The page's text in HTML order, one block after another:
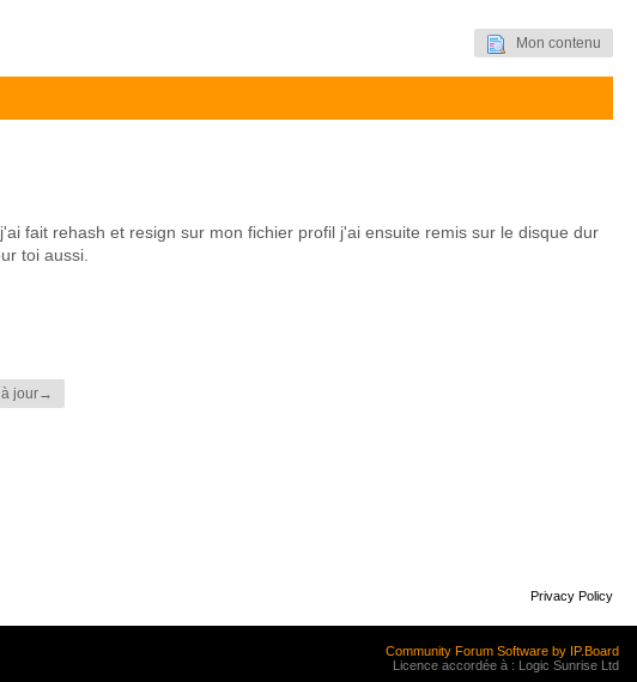
Mon contenu
fait rehash et resign sur mon fichier profil j'ai ensuite remis sur le disque dur
toi aussi.
à jour→
Privacy Policy
Community Forum Software by IP.Board
Licence accordée à : Logic Sunrise Ltd